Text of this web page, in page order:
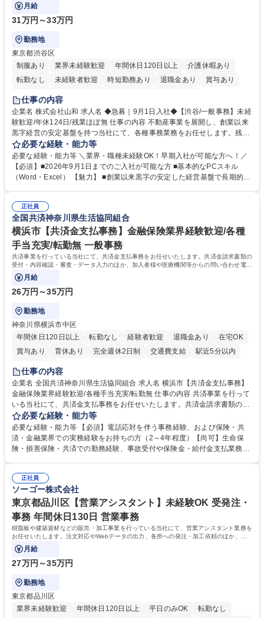
い方にお勧めの環境です！
月給
31万円～33万円
勤務地
東京都渋谷区
制服あり
業界未経験歓迎 年間休日120日以上
介護休暇あり
転勤なし
未経験者歓迎 時短勤務あり 退職金あり
賞与あり
育休あり
完全週休2日制
仕事の内容
企業名 株式会社山和 求人名 ◆急募｜9月1日入社◆【渋谷/一般事務】未経
験歓迎/年休124日/残業ほぼ無 仕事の内容 不動産事業を展開し、創業以来
黒字経営の安定基盤を持つ当社にて、各種事務業務をお任せします。残業
がほぼ発生せず、連続した日程の有給取得が可能なため、WLBを整えたい
方にお勧めの環境です！ 入社後はOJTを通じて丁寧に研修を行いますの
で、事務未経験の方でも安心して臨むことができます。 【業務詳細】■電
話・来客対応 ■物件の鍵や社内の備品管理 ■データ入力や書類作成 ■契約
必要な経験・能力等
必要な経験・能力等 ＼業界・職種未経験OK！早期入社が可能な方へ！／
【必須】■2026年9月1日までのご入社が可能な方 ■基本的なPCスキル
（Word・Excel） 【魅力】 ■創業以来黒字の安定した経営基盤で長期的に
のOJTで業務を習得可能、未経験でもしっかりサポート 学歴・資格 学
歴：大学院 大学 高専 短大 語学力： 資格：
正社員
全国共済神奈川県生活協同組合
横浜市【共済金支払事務】金融保険業界経験歓迎/各種
手当充実/転勤無 一般事務
共済事業を行っている当社にて、共済金支払事務をお任せいたします。共済金請求書類の
受付・内容確認・審査・データ入力のほか、加入者様や医療機関等からの問い合わせ電話
対応や書類発送等を担当します。
月給
26万円～35万円
勤務地
神奈川県横浜市中区
年間休日120日以上
転勤なし 経験者歓迎 退職金あり
在宅OK
賞与あり
育休あり 完全週休2日制 交通費支給
駅近5分以内
土日祝休み
仕事の内容
企業名 全国共済神奈川県生活協同組合 求人名 横浜市【共済金支払事務】
金融保険業界経験歓迎/各種手当充実/転勤無 仕事の内容 共済事業を行って
いる当社にて、共済金支払事務をお任せいたします。共済金請求書類の受
付・内容確認・審査・データ入力のほか、加入者様や医療機関等からの問
い合わせ電話対応や書類発送等を担当します。 ■共済金請求書類の受付、
内容確認、および共済金支払に関する審査・事務処理業務全般を担当 ■専
用システムへのデータ入力、各種必要書類の作成・発送作業 ■加入者様や
指定する業務 募集職種 横浜市【共済金支払事務】金融保険業界経験歓迎/
各種手当充実/転勤無
必要な経験・能力等
必要な経験・能力等 【必須】電話応対を伴う事務経験、および保険・共
済・金融業界での実務経験をお持ちの方（2～4年程度）【尚可】生命保
険・損害保険・共済での勤務経験、事故受付や保険金・給付金支払業務経
務へのキャリアチェンジ希望者も大歓迎です！ 学歴・資格 学歴：大学院
大学 高専 短大 専修学校 高校 語学力： 資格：
正社員
ソーゴー株式会社
東京都品川区【営業アシスタント】未経験OK 受発注・
事務 年間休日130日 営業事務
樹脂板や建築資材などの販売・加工事業を行っている当社にて、営業アシスタント業務を
お任せいたします。注文対応やWebデータの出力、各所への発注・加工依頼のほか、電
話・メール対応等の事務業務を担当します。
月給
27万円～35万円
勤務地
東京都品川区
業界未経験歓迎
年間休日120日以上 平日のみOK
転勤なし